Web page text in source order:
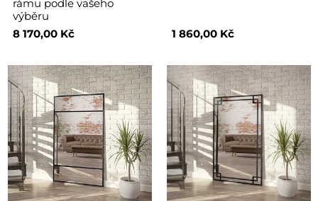
rámu podle vašeho
výběru
8 170,00 Kč
1 860,00 Kč